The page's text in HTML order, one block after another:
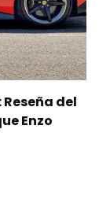
del
Enzo